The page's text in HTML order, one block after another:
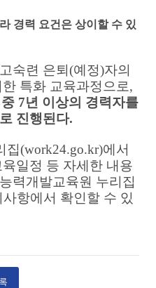
경력 요건은 상이할 수 있
숙련 은퇴(예정)자의
특화 교육과정으로,
7년 이상의 경력자를
진행된다.
집(work24.go.kr)에서
일정 등 자세한 내용
력개발교육원 누리집
사항에서 확인할 수 있